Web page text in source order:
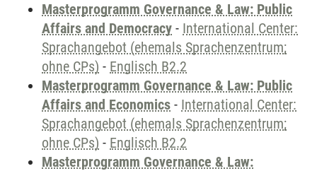
Masterprogramm Governance & Law: Public
Affairs and Democracy - International Center:
Sprachangebot (ehemals Sprachenzentrum;
ohne CPs) - Englisch B2.2
Masterprogramm Governance & Law: Public
Affairs and Economics - International Center:
Sprachangebot (ehemals Sprachenzentrum;
ohne CPs) - Englisch B2.2
Masterprogramm Governance & Law: